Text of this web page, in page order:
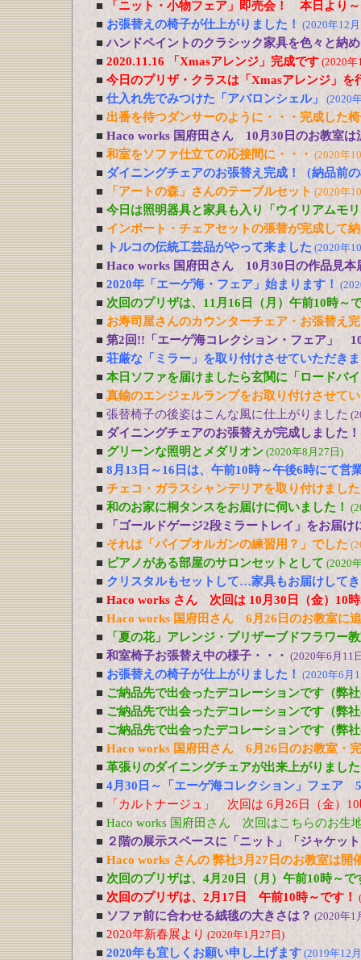
■ 「ニット・小物フェア」即売会！ 本日より～
■ お張替えの椅子が仕上がりました！ (2020年12
■ ハンドペイントのクラシック家具を色々と納
■ 2020.11.16 「Xmasアレンジ」完成です (2020年
■ 今日のプリザ・クラスは「Xmasアレンジ」を
■ 仕入れ先でみつけた「アバロンシェル」 (2020
■ 出番を待つダンサーのように・・・完成した
■ Haco works 国府田さん 10月30日のお教室は
■ 和室をソファ仕立ての応接間に・・・ (2020年
■ ダイニングチェアのお張替え完成！（納品前
■
「アートの森」さんのテーブルセット (2020年
■ 今日は照明器具と家具も入り「ウイリアムモ
■ インポート・チェアセットの張替が完成して
■
トルコの伝統工芸品がやって来ました (2020年
■ Haco works 国府田さん 10月30日の作品見本
■ 2020年「エーゲ海・フェア」始まります！
■ 次回のプリザは、11月16日（月）午前10時～
■ お寿司屋さんのカウンターチェア・お張替え
■ 第2回!!「エーゲ海コレクション・フェア」
■ 荘厳な「ミラー」を取り付けさせていただき
■ 本日ソファを届けましたら玄関に「ロードバ
■ 真鍮のエンジェルランプをお取り付けさせて
■ 張替椅子の後姿はこんな風に仕上がりました
■ ダイニングチェアのお張替えが完成しました！
■ グリーンな照明とメダリオン (2020年8月27日)
■ 8月13日～16日は、午前10時～午後6時にて営
■ チェコ・ガラスシャンデリアを取り付けまし
■ 和のお家に桐タンスをお届けに伺いました！
■
「ゴールドゲージ2段ミラートレイ」をお届
■ それは「パイプオルガンの練習用？」でした
■ ピアノがある部屋のサロンセットとして (2020
■ クリスタルもセットして…家具もお届けして
■ Haco works さん 次回は 10月30日（金）10
■ Haco works 国府田さん 6月26日のお教室に
■
「夏の花」アレンジ・プリザーブドフラワー
■ 和室椅子お張替え中の様子・・・ (2020年6月11
■ お張替えの椅子が仕上がりました！ (2020年6月
■ ご納品先で出会ったデコレーションです（弊
■ ご納品先で出会ったデコレーションです（弊
■ ご納品先で出会ったデコレーションです（弊
■ Haco works 国府田さん 6月26日のお教室・
■ 革張りのダイニングチェアが出来上がりまし
■ 4月30日～「エーゲ海コレクション」フェア
■
「カルトナージュ」 次回は 6月26日（金）
■ Haco works 国府田さん 次回はこちらのお生
■ ２階の展示スペースに「ニット」「ジャケッ
■ Haco works さんの 弊社3月27日のお教室は開
■ 次回のプリザは、4月20日（月）午前10時～で
■ 次回のプリザは、2月17日 午前10時～です！
■ ソファ前に合わせる絨毯の大きさは？ (2020年1
■ 2020年新春展より (2020年1月27日)
■ 2020年も宜しくお願い申し上げます (2019年12